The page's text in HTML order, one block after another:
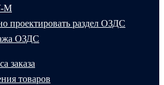
М
раздел ОЗДС
ОЗДС
заказа
товаров